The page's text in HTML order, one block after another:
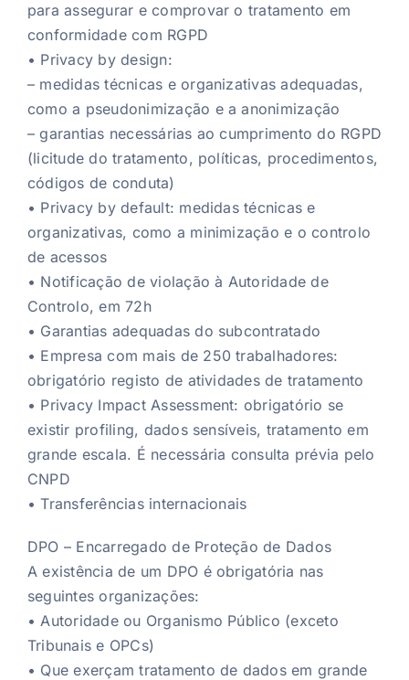
para assegurar e comprovar o tratamento em
conformidade com RGPD
• Privacy by design:
– medidas técnicas e organizativas adequadas,
como a pseudonimização e a anonimização
– garantias necessárias ao cumprimento do RGPD
(licitude do tratamento, políticas, procedimentos,
códigos de conduta)
• Privacy by default: medidas técnicas e
organizativas, como a minimização e o controlo
de acessos
• Notificação de violação à Autoridade de
Controlo, em 72h
• Garantias adequadas do subcontratado
• Empresa com mais de 250 trabalhadores:
obrigatório registo de atividades de tratamento
• Privacy Impact Assessment: obrigatório se
existir profiling, dados sensíveis, tratamento em
grande escala. É necessária consulta prévia pelo
CNPD
• Transferências internacionais
DPO – Encarregado de Proteção de Dados
A existência de um DPO é obrigatória nas
seguintes organizações:
• Autoridade ou Organismo Público (exceto
Tribunais e OPCs)
• Que exerçam tratamento de dados em grande